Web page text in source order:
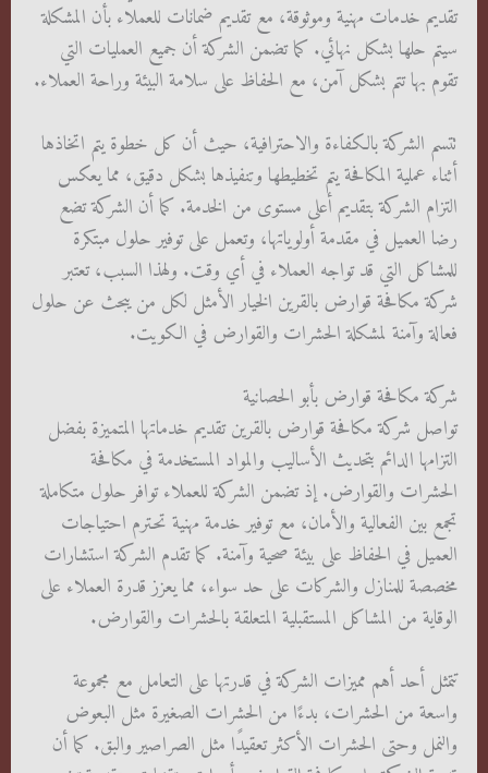
تقديم خدمات مهنية وموثوقة، مع تقديم ضمانات للعملاء بأن المشكلة
سيتم حلها بشكل نهائي. كما تضمن الشركة أن جميع العمليات التي
تقوم بها تتم بشكل آمن، مع الحفاظ على سلامة البيئة وراحة العملاء.
تتسم الشركة بالكفاءة والاحترافية، حيث أن كل خطوة يتم اتخاذها
أثناء عملية المكافحة يتم تخطيطها وتنفيذها بشكل دقيق، مما يعكس
التزام الشركة بتقديم أعلى مستوى من الخدمة. كما أن الشركة تضع
رضا العميل في مقدمة أولوياتها، وتعمل على توفير حلول مبتكرة
للمشاكل التي قد تواجه العملاء في أي وقت. ولهذا السبب، تعتبر
شركة مكافحة قوارض بالقرين الخيار الأمثل لكل من يبحث عن حلول
فعالة وآمنة لمشكلة الحشرات والقوارض في الكويت.
شركة مكافحة قوارض بأبو الحصانية
تواصل شركة مكافحة قوارض بالقرين تقديم خدماتها المتميزة بفضل
التزامها الدائم بتحديث الأساليب والمواد المستخدمة في مكافحة
الحشرات والقوارض. إذ تضمن الشركة للعملاء توافر حلول متكاملة
تجمع بين الفعالية والأمان، مع توفير خدمة مهنية تحترم احتياجات
العميل في الحفاظ على بيئة صحية وآمنة. كما تقدم الشركة استشارات
مخصصة للمنازل والشركات على حد سواء، مما يعزز قدرة العملاء على
الوقاية من المشاكل المستقبلية المتعلقة بالحشرات والقوارض.
تتمثل أحد أهم مميزات الشركة في قدرتها على التعامل مع مجموعة
واسعة من الحشرات، بدءًا من الحشرات الصغيرة مثل البعوض
والنمل وحتى الحشرات الأكثر تعقيدًا مثل الصراصير والبق. كما أن